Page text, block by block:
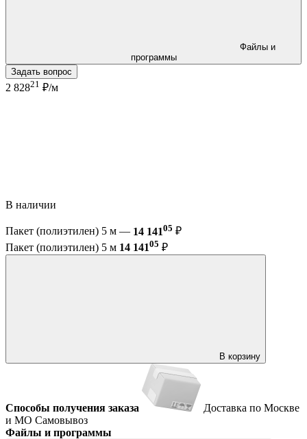
программы
Задать вопрос
2 82821 ₽/м
В наличии
Пакет (полиэтилен) 5 м — 14 14105 ₽
Пакет (полиэтилен) 5 м 14 14105 ₽
В корзину
Способы получения заказа
Доставка по Москве
и МО Самовывоз
Файлы и программы